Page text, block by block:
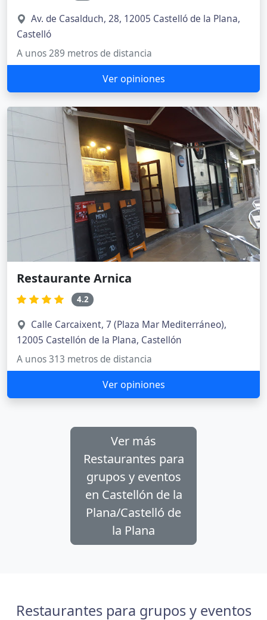
Av. de Casalduch, 28, 12005 Castelló de la Plana,
Castelló
A unos 289 metros de distancia
Ver opiniones
Restaurante Arnica
4.2
Calle Carcaixent, 7 (Plaza Mar Mediterráneo),
12005 Castellón de la Plana, Castellón
A unos 313 metros de distancia
Ver opiniones
Ver más
Restaurantes para
grupos y eventos
en Castellón de la
Plana/Castelló de
la Plana
Restaurantes para grupos y eventos